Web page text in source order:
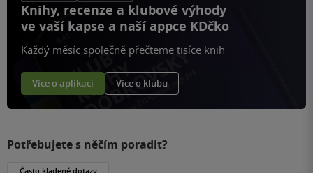
Knihy, recenze a klubové výhody
ve vaší kapse a naší appce KDčko
Každý měsíc společně přečteme tisíce knih
Více o aplikaci Více o klubu
Potřebujete s něčím poradit?
Často kladené dotazy